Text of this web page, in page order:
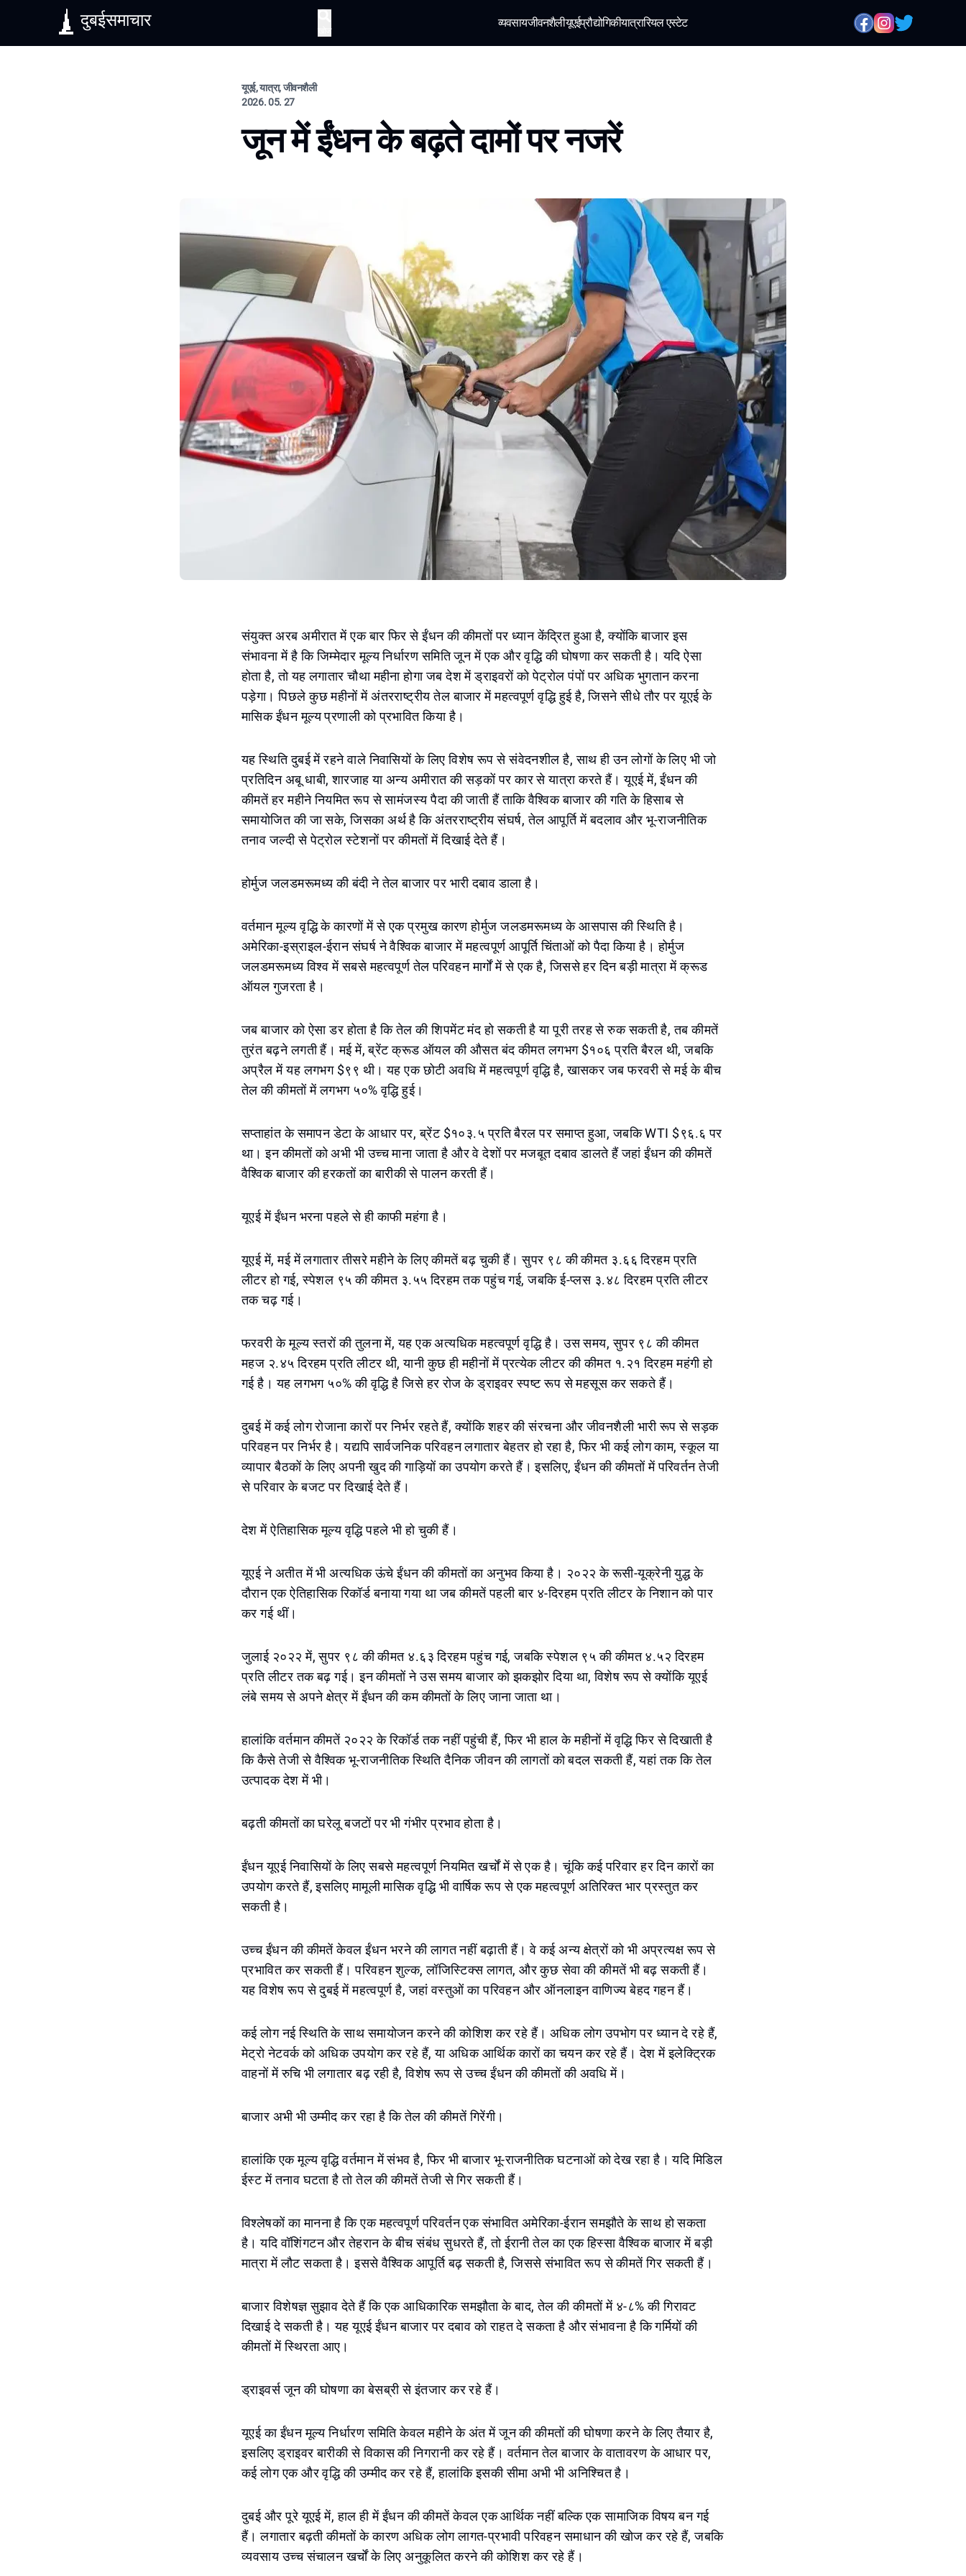
दुबईसमाचार व्यवसायजीवनशैलीयूएईप्रौद्योगिकीयात्रारियल एस्टेट
यूएई, यात्रा, जीवनशैली
2026. 05. 27
जून में ईंधन के बढ़ते दामों पर नजरें
संयुक्त अरब अमीरात में एक बार फिर से ईंधन की कीमतों पर ध्यान केंद्रित हुआ है, क्योंकि बाजार इस
संभावना में है कि जिम्मेदार मूल्य निर्धारण समिति जून में एक और वृद्धि की घोषणा कर सकती है। यदि ऐसा
होता है, तो यह लगातार चौथा महीना होगा जब देश में ड्राइवरों को पेट्रोल पंपों पर अधिक भुगतान करना
पड़ेगा। पिछले कुछ महीनों में अंतरराष्ट्रीय तेल बाजार में महत्वपूर्ण वृद्धि हुई है, जिसने सीधे तौर पर यूएई के
मासिक ईंधन मूल्य प्रणाली को प्रभावित किया है।
यह स्थिति दुबई में रहने वाले निवासियों के लिए विशेष रूप से संवेदनशील है, साथ ही उन लोगों के लिए भी जो
प्रतिदिन अबू धाबी, शारजाह या अन्य अमीरात की सड़कों पर कार से यात्रा करते हैं। यूएई में, ईंधन की
कीमतें हर महीने नियमित रूप से सामंजस्य पैदा की जाती हैं ताकि वैश्विक बाजार की गति के हिसाब से
समायोजित की जा सके, जिसका अर्थ है कि अंतरराष्ट्रीय संघर्ष, तेल आपूर्ति में बदलाव और भू-राजनीतिक
तनाव जल्दी से पेट्रोल स्टेशनों पर कीमतों में दिखाई देते हैं।
होर्मुज जलडमरूमध्य की बंदी ने तेल बाजार पर भारी दबाव डाला है।
वर्तमान मूल्य वृद्धि के कारणों में से एक प्रमुख कारण होर्मुज जलडमरूमध्य के आसपास की स्थिति है।
अमेरिका-इस्राइल-ईरान संघर्ष ने वैश्विक बाजार में महत्वपूर्ण आपूर्ति चिंताओं को पैदा किया है। होर्मुज
जलडमरूमध्य विश्व में सबसे महत्वपूर्ण तेल परिवहन मार्गों में से एक है, जिससे हर दिन बड़ी मात्रा में क्रूड
ऑयल गुजरता है।
जब बाजार को ऐसा डर होता है कि तेल की शिपमेंट मंद हो सकती है या पूरी तरह से रुक सकती है, तब कीमतें
तुरंत बढ़ने लगती हैं। मई में, ब्रेंट क्रूड ऑयल की औसत बंद कीमत लगभग $१०६ प्रति बैरल थी, जबकि
अप्रैल में यह लगभग $९९ थी। यह एक छोटी अवधि में महत्वपूर्ण वृद्धि है, खासकर जब फरवरी से मई के बीच
तेल की कीमतों में लगभग ५०% वृद्धि हुई।
सप्ताहांत के समापन डेटा के आधार पर, ब्रेंट $१०३.५ प्रति बैरल पर समाप्त हुआ, जबकि WTI $९६.६ पर
था। इन कीमतों को अभी भी उच्च माना जाता है और वे देशों पर मजबूत दबाव डालते हैं जहां ईंधन की कीमतें
वैश्विक बाजार की हरकतों का बारीकी से पालन करती हैं।
यूएई में ईंधन भरना पहले से ही काफी महंगा है।
यूएई में, मई में लगातार तीसरे महीने के लिए कीमतें बढ़ चुकी हैं। सुपर ९८ की कीमत ३.६६ दिरहम प्रति
लीटर हो गई, स्पेशल ९५ की कीमत ३.५५ दिरहम तक पहुंच गई, जबकि ई-प्लस ३.४८ दिरहम प्रति लीटर
तक चढ़ गई।
फरवरी के मूल्य स्तरों की तुलना में, यह एक अत्यधिक महत्वपूर्ण वृद्धि है। उस समय, सुपर ९८ की कीमत
महज २.४५ दिरहम प्रति लीटर थी, यानी कुछ ही महीनों में प्रत्येक लीटर की कीमत १.२१ दिरहम महंगी हो
गई है। यह लगभग ५०% की वृद्धि है जिसे हर रोज के ड्राइवर स्पष्ट रूप से महसूस कर सकते हैं।
दुबई में कई लोग रोजाना कारों पर निर्भर रहते हैं, क्योंकि शहर की संरचना और जीवनशैली भारी रूप से सड़क
परिवहन पर निर्भर है। यद्यपि सार्वजनिक परिवहन लगातार बेहतर हो रहा है, फिर भी कई लोग काम, स्कूल या
व्यापार बैठकों के लिए अपनी खुद की गाड़ियों का उपयोग करते हैं। इसलिए, ईंधन की कीमतों में परिवर्तन तेजी
से परिवार के बजट पर दिखाई देते हैं।
देश में ऐतिहासिक मूल्य वृद्धि पहले भी हो चुकी हैं।
यूएई ने अतीत में भी अत्यधिक ऊंचे ईंधन की कीमतों का अनुभव किया है। २०२२ के रूसी-यूक्रेनी युद्ध के
दौरान एक ऐतिहासिक रिकॉर्ड बनाया गया था जब कीमतें पहली बार ४-दिरहम प्रति लीटर के निशान को पार
कर गई थीं।
जुलाई २०२२ में, सुपर ९८ की कीमत ४.६३ दिरहम पहुंच गई, जबकि स्पेशल ९५ की कीमत ४.५२ दिरहम
प्रति लीटर तक बढ़ गई। इन कीमतों ने उस समय बाजार को झकझोर दिया था, विशेष रूप से क्योंकि यूएई
लंबे समय से अपने क्षेत्र में ईंधन की कम कीमतों के लिए जाना जाता था।
हालांकि वर्तमान कीमतें २०२२ के रिकॉर्ड तक नहीं पहुंची हैं, फिर भी हाल के महीनों में वृद्धि फिर से दिखाती है
कि कैसे तेजी से वैश्विक भू-राजनीतिक स्थिति दैनिक जीवन की लागतों को बदल सकती हैं, यहां तक कि तेल
उत्पादक देश में भी।
बढ़ती कीमतों का घरेलू बजटों पर भी गंभीर प्रभाव होता है।
ईंधन यूएई निवासियों के लिए सबसे महत्वपूर्ण नियमित खर्चों में से एक है। चूंकि कई परिवार हर दिन कारों का
उपयोग करते हैं, इसलिए मामूली मासिक वृद्धि भी वार्षिक रूप से एक महत्वपूर्ण अतिरिक्त भार प्रस्तुत कर
सकती है।
उच्च ईंधन की कीमतें केवल ईंधन भरने की लागत नहीं बढ़ाती हैं। वे कई अन्य क्षेत्रों को भी अप्रत्यक्ष रूप से
प्रभावित कर सकती हैं। परिवहन शुल्क, लॉजिस्टिक्स लागत, और कुछ सेवा की कीमतें भी बढ़ सकती हैं।
यह विशेष रूप से दुबई में महत्वपूर्ण है, जहां वस्तुओं का परिवहन और ऑनलाइन वाणिज्य बेहद गहन हैं।
कई लोग नई स्थिति के साथ समायोजन करने की कोशिश कर रहे हैं। अधिक लोग उपभोग पर ध्यान दे रहे हैं,
मेट्रो नेटवर्क को अधिक उपयोग कर रहे हैं, या अधिक आर्थिक कारों का चयन कर रहे हैं। देश में इलेक्ट्रिक
वाहनों में रुचि भी लगातार बढ़ रही है, विशेष रूप से उच्च ईंधन की कीमतों की अवधि में।
बाजार अभी भी उम्मीद कर रहा है कि तेल की कीमतें गिरेंगी।
हालांकि एक मूल्य वृद्धि वर्तमान में संभव है, फिर भी बाजार भू-राजनीतिक घटनाओं को देख रहा है। यदि मिडिल
ईस्ट में तनाव घटता है तो तेल की कीमतें तेजी से गिर सकती हैं।
विश्लेषकों का मानना है कि एक महत्वपूर्ण परिवर्तन एक संभावित अमेरिका-ईरान समझौते के साथ हो सकता
है। यदि वॉशिंगटन और तेहरान के बीच संबंध सुधरते हैं, तो ईरानी तेल का एक हिस्सा वैश्विक बाजार में बड़ी
मात्रा में लौट सकता है। इससे वैश्विक आपूर्ति बढ़ सकती है, जिससे संभावित रूप से कीमतें गिर सकती हैं।
बाजार विशेषज्ञ सुझाव देते हैं कि एक आधिकारिक समझौता के बाद, तेल की कीमतों में ४-८% की गिरावट
दिखाई दे सकती है। यह यूएई ईंधन बाजार पर दबाव को राहत दे सकता है और संभावना है कि गर्मियों की
कीमतों में स्थिरता आए।
ड्राइवर्स जून की घोषणा का बेसब्री से इंतजार कर रहे हैं।
यूएई का ईंधन मूल्य निर्धारण समिति केवल महीने के अंत में जून की कीमतों की घोषणा करने के लिए तैयार है,
इसलिए ड्राइवर बारीकी से विकास की निगरानी कर रहे हैं। वर्तमान तेल बाजार के वातावरण के आधार पर,
कई लोग एक और वृद्धि की उम्मीद कर रहे हैं, हालांकि इसकी सीमा अभी भी अनिश्चित है।
दुबई और पूरे यूएई में, हाल ही में ईंधन की कीमतें केवल एक आर्थिक नहीं बल्कि एक सामाजिक विषय बन गई
हैं। लगातार बढ़ती कीमतों के कारण अधिक लोग लागत-प्रभावी परिवहन समाधान की खोज कर रहे हैं, जबकि
व्यवसाय उच्च संचालन खर्चों के लिए अनुकूलित करने की कोशिश कर रहे हैं।